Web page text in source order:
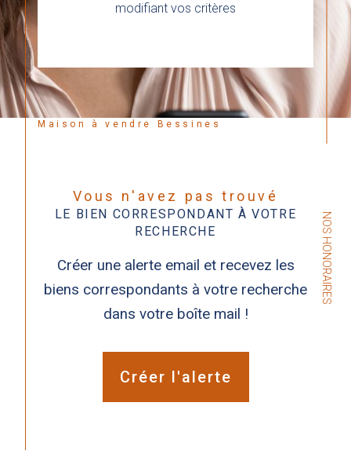
NOS HONORAIRES
modifiant vos critères
Maison à vendre Bessines
Vous n'avez pas trouvé
LE BIEN CORRESPONDANT À VOTRE
RECHERCHE
Créer une alerte email et recevez les
biens correspondants à votre recherche
dans votre boîte mail !
Créer l'alerte